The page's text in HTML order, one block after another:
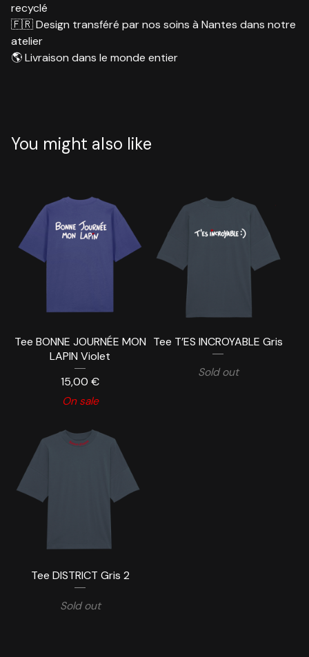
recyclé
🇫🇷 Design transféré par nos soins à Nantes dans notre
atelier
🌎 Livraison dans le monde entier
You might also like
Tee BONNE JOURNÉE MON
LAPIN Violet
15,00 €
On sale
Tee T’ES INCROYABLE Gris
Sold out
Tee DISTRICT Gris 2
Sold out